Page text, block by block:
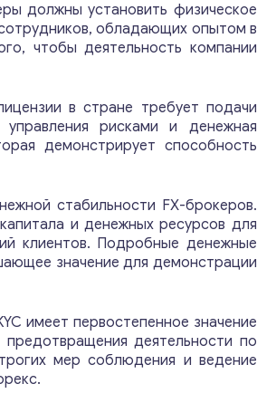
должны установить физическое
обладающих опытом в
чтобы деятельность компании
в стране требует подачи
рисками и денежная
демонстрирует способность
стабильности FX-брокеров.
и денежных ресурсов для
клиентов. Подробные денежные
значение для демонстрации
имеет первостепенное значение
деятельности по
мер соблюдения и ведение